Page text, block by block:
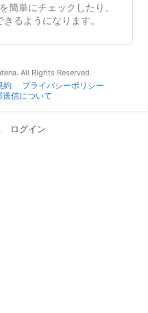
簡単にチェックしたり、
るようになります。
All Rights Reserved.
約
プライバシーポリシー
信について
ログイン